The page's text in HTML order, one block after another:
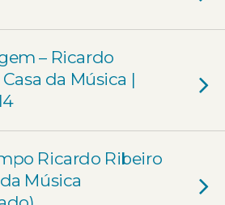
– Ricardo
da Música |
Ricardo Ribeiro
Música